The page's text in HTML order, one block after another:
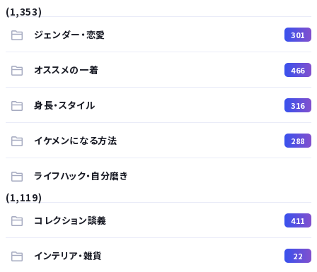
(1,353)
ジェンダー・恋愛
301
オススメの一着 466
身長・スタイル 316
イケメンになる方法 288
ライフハック・自分磨き
(1,119)
コレクション談義
411
インテリア・雑貨 22